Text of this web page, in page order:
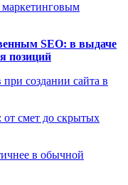
SEO: в выдаче
позиций
создании сайта в
от смет до скрытых
в обычной